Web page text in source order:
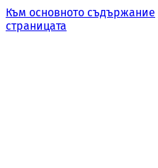
Към основното съдържание
страницата